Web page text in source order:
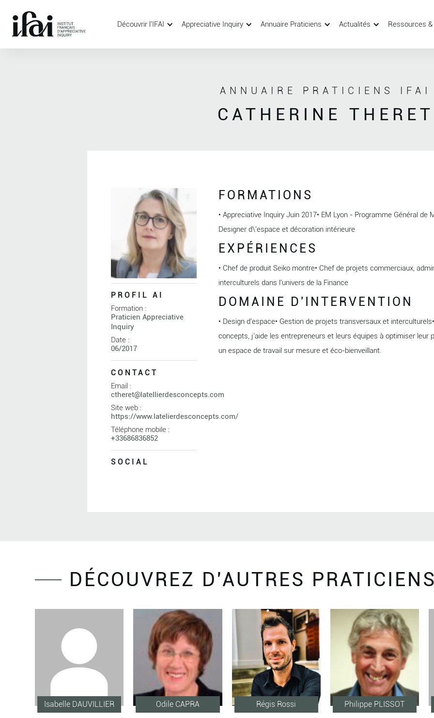
Découvrir l'IFAI Appreciative Inquiry Annuaire Praticiens Actualités Ressources
ANNUAIRE PRATICIENS IFAI
CATHERINE THERET
PROFIL AI
Formation :
Praticien Appreciative
Inquiry
Date :
06/2017
CONTACT
Email :
ctheret@latellierdesconcepts.com
Site web :
https://www.latelierdesconcepts.com/
Téléphone mobile :
+33686836852
SOCIAL
FORMATIONS
• Appreciative Inquiry Juin 2017• EM Lyon - Programme Général de
Designer d\'espace et décoration intérieure
EXPÉRIENCES
• Chef de produit Seiko montre• Chef de projets commerciaux,
interculturels dans l'univers de la Finance
DOMAINE D'INTERVENTION
• Design d'espace• Gestion de projets transversaux et
concepts, j'aide les entrepreneurs et leurs équipes à optimiser leur
un espace de travail sur mesure et éco-bienveillant.
DÉCOUVREZ D'AUTRES
Isabelle DAUVILLIER Odile CAPRA Régis Rossi Philippe PLISSOT